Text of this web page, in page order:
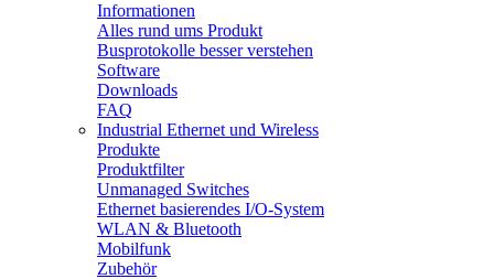
Informationen
Alles rund ums Produkt
Busprotokolle besser verstehen
Software
Downloads
FAQ
Industrial Ethernet und Wireless
Produkte
Produktfilter
Unmanaged Switches
Ethernet basierendes I/O-System
WLAN & Bluetooth
Mobilfunk
Zubehör